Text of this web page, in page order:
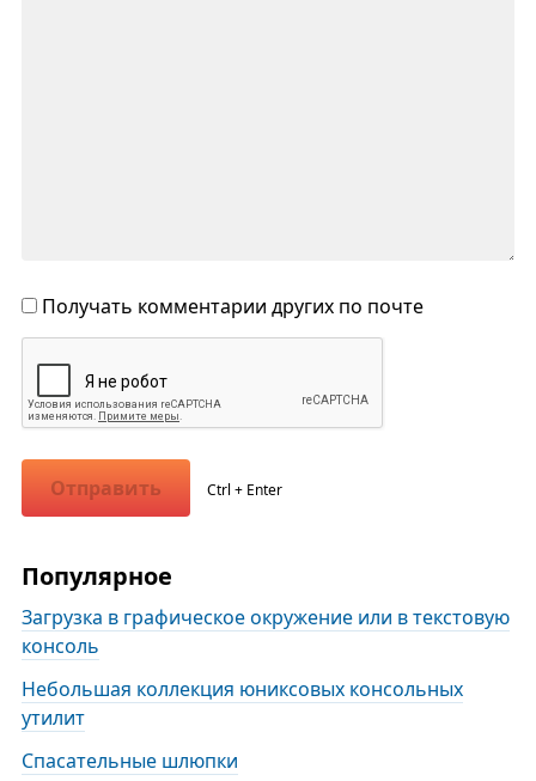
Получать комментарии других по почте
Отправить Ctrl + Enter
Популярное
Загрузка в графическое окружение или в текстовую
консоль
Небольшая коллекция юниксовых консольных
утилит
Спасательные шлюпки